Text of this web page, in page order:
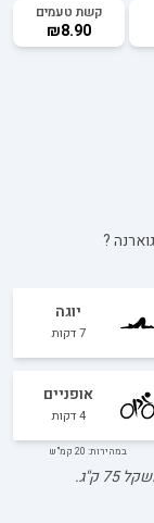
קשת טעמים
₪8.90
?
יוגה
7דקות
אופניים
4דקות
במהירות: 20 קמ"ש
75ק"ג.